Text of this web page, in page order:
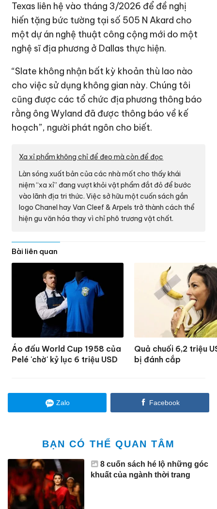
Texas liên hệ vào tháng 3/2026 để đề nghị
hiến tặng bức tường tại số 505 N Akard cho
một dự án nghệ thuật công cộng mới do một
nghệ sĩ địa phương ở Dallas thực hiện.
“Slate không nhận bất kỳ khoản thù lao nào
cho việc sử dụng không gian này. Chúng tôi
cũng được các tổ chức địa phương thông báo
rằng ông Wyland đã được thông báo về kế
hoạch”, người phát ngôn cho biết.
Xa xỉ phẩm không chỉ để đeo mà còn để đọc
Làn sóng xuất bản của các nhà mốt cho thấy khái
niệm “xa xỉ” đang vượt khỏi vật phẩm đắt đỏ để bước
vào lãnh địa tri thức. Việc sở hữu một cuốn sách gắn
logo Chanel hay Van Cleef & Arpels trở thành cách thể
hiện gu văn hóa thay vì chỉ phô trương vật chất.
Bài liên quan
Áo đấu World Cup 1958 của
Pelé 'chờ' kỷ lục 6 triệu USD
Quả chuối 6,2 triệu
bị đánh cắp
Zalo Facebook
BẠN CÓ THỂ QUAN TÂM
8 cuốn sách hé lộ những góc
khuất của ngành thời trang